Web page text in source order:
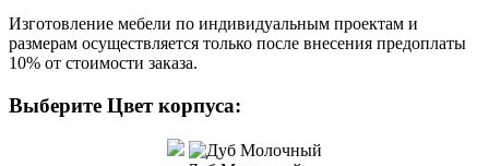
Изготовление мебели по индивидуальным проектам и
размерам осуществляется только после внесения предоплаты
10% от стоимости заказа.
Выберите Цвет корпуса: